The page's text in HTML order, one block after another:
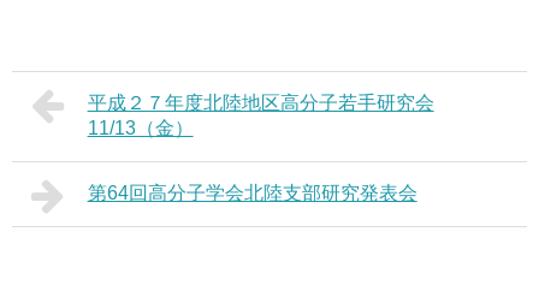
平成２７年度北陸地区高分子若手研究会
11/13（金）
第64回高分子学会北陸支部研究発表会